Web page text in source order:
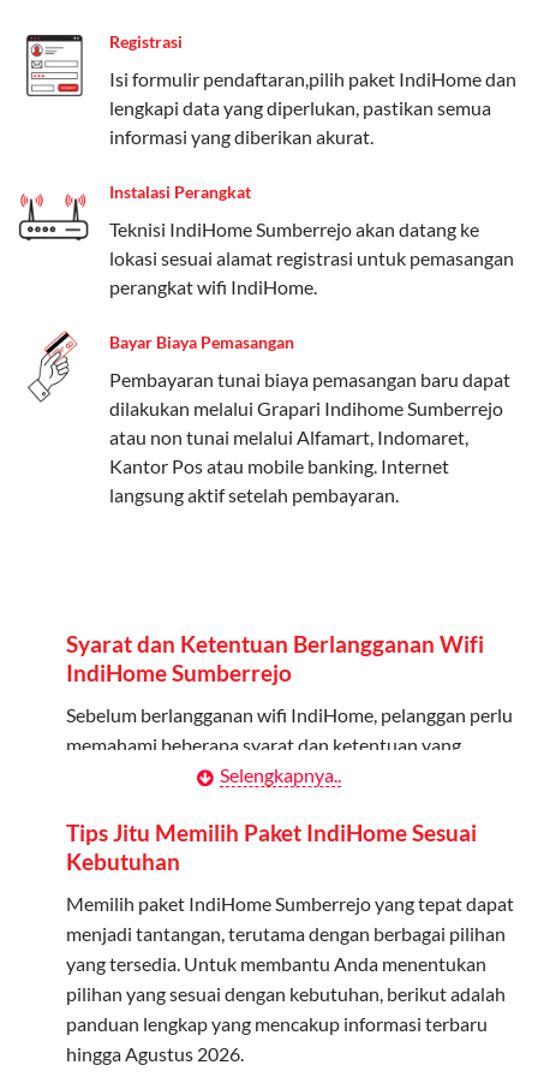
Complete untuk yang menginginkan fitur lengkap,
dan Paket Dynamic IP untuk pengguna yang
memprioritaskan kecepatan internet tinggi.
Salah satu fitur unggulan Telkomsel One adalah Paket
Kuota Keluarga. Dengan kuota hingga 30 GB, Anda
bisa membagikan internet kepada anggota keluarga
atau teman tanpa perlu khawatir kehabisan kuota.
Kuota Keluarga 30 GB
Kuota ini dapat digunakan secara bersama-sama oleh
Admin (pelanggan utama) dan anggota yang terdaftar.
Bisa Dibagi Hingga 5 Anggota
Kuota keluarga bisa digunakan di seluruh Indonesia
Tidak Berlaku untuk Roaming
Kuota ini hanya bisa digunakan di dalam negeri.
Cara Menggunakan Kuota Keluarga
Daftarkan Anggota: Admin dapat mendaftarkan anggota
melalui aplikasi MyTelkomsel atau website Telkomsel One.
Bagikan Kuota: Setelah terdaftar, anggota bisa langsung
menggunakan kuota keluarga.
Pantau Penggunaan: Admin dapat memantau penggunaan
Registrasi
Isi formulir pendaftaran,pilih paket IndiHome dan
lengkapi data yang diperlukan, pastikan semua
informasi yang diberikan akurat.
Instalasi Perangkat
Teknisi IndiHome Sumberrejo akan datang ke
lokasi sesuai alamat registrasi untuk pemasangan
perangkat wifi IndiHome.
Bayar Biaya Pemasangan
Pembayaran tunai biaya pemasangan baru dapat
dilakukan melalui Grapari Indihome Sumberrejo
atau non tunai melalui Alfamart, Indomaret,
Kantor Pos atau mobile banking. Internet
langsung aktif setelah pembayaran.
Syarat dan Ketentuan Berlangganan Wifi
IndiHome Sumberrejo
Sebelum berlangganan wifi IndiHome, pelanggan perlu
memahami beberapa syarat dan ketentuan yang
Kontrak Berlangganan
Pelanggan harus menandatangani Kontrak
Berlangganan yang mencakup data pelanggan, jenis
layanan indihome Sumberrejo yang dipilih, serta syarat
dan ketentuan yang berlaku. Kontrak ini dapat diubah
atau ditambah sesuai kebutuhan.
Biaya Pasang Baru (PSB)
Selengkapnya..
Tips Jitu Memilih Paket IndiHome Sesuai
Kebutuhan
Memilih paket IndiHome Sumberrejo yang tepat dapat
menjadi tantangan, terutama dengan berbagai pilihan
yang tersedia. Untuk membantu Anda menentukan
pilihan yang sesuai dengan kebutuhan, berikut adalah
panduan lengkap yang mencakup informasi terbaru
hingga Agustus 2026.